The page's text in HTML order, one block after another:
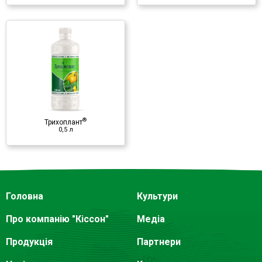
Трихоплант®
0,5 л
Головна
Про компанію "Кіссон"
Продукція
Культури
Медіа
Партнери